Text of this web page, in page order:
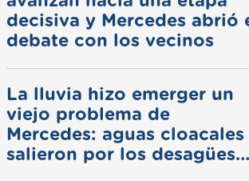
decisiva y Mercedes abrió
debate con los vecinos
La lluvia hizo emerger un
viejo problema de
Mercedes: aguas cloacales
salieron por los desagües